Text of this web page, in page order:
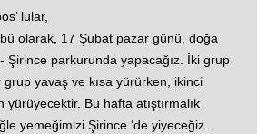
lular,
olarak, 17 Şubat pazar günü, doğa
Şirince parkurunda yapacağız. İki grup
yavaş ve kısa yürürken, ikinci
yürüyecektir. Bu hafta atıştırmalık
yemeğimizi Şirince ‘de yiyeceğiz.